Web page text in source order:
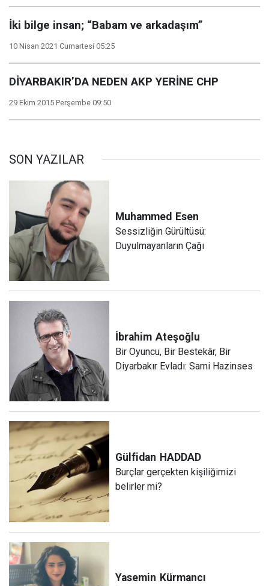
İki bilge insan; “Babam ve arkadaşım”
10 Nisan 2021 Cumartesi 05:25
DİYARBAKIR’DA NEDEN AKP YERİNE CHP
29 Ekim 2015 Perşembe 09:50
SON YAZILAR
Muhammed Esen
Sessizliğin Gürültüsü:
Duyulmayanların Çağı
İbrahim Ateşoğlu
Bir Oyuncu, Bir Bestekâr, Bir
Diyarbakır Evladı: Sami Hazinses
Gülfidan HADDAD
Burçlar gerçekten kişiliğimizi
belirler mi?
Yasemin Kürmancı